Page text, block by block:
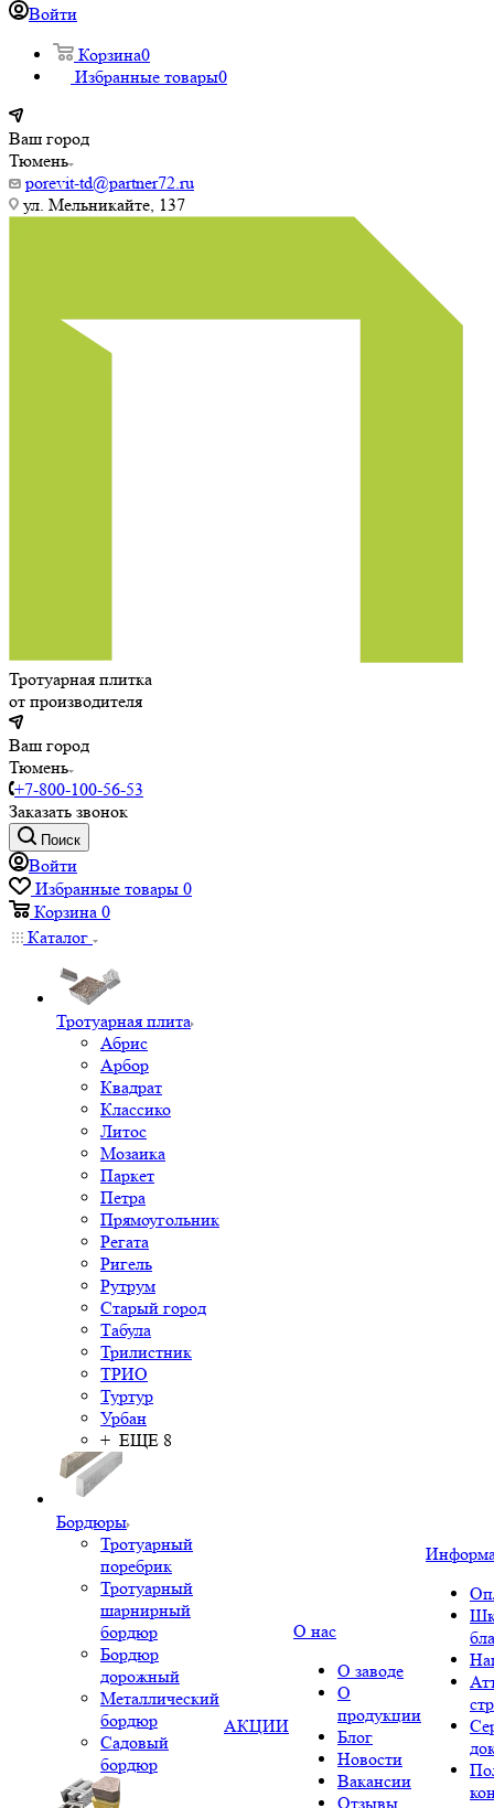
Войти
Корзина0
Избранные товары0
Ваш город
Тюмень
porevit-td@partner72.ru
ул. Мельникайте, 137
Тротуарная плитка
от производителя
Ваш город
Тюмень
+7-800-100-56-53
Заказать звонок
Поиск
Войти
Избранные товары 0
Корзина 0
Каталог
Тротуарная плита
Абрис
Арбор
Квадрат
Классико
Литос
Мозаика
Паркет
Петра
Прямоугольник
Регата
Ригель
Рутрум
Старый город
Табула
Трилистник
ТРИО
Туртур
Урбан
+ ЕЩЕ 8
Бордюры
Тротуарный
поребрик
Тротуарный
шарнирный
бордюр
Бордюр
дорожный
Металлический
бордюр
Садовый
бордюр
АКЦИИ
О нас
О заводе
О
продукции
Блог
Новости
Вакансии
Отзывы